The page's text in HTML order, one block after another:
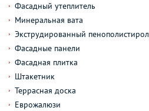
Фасадный утеплитель
Минеральная вата
Экструдированный пенополистирол
Фасадные панели
Фасадная плитка
Штакетник
Террасная доска
Еврожалюзи